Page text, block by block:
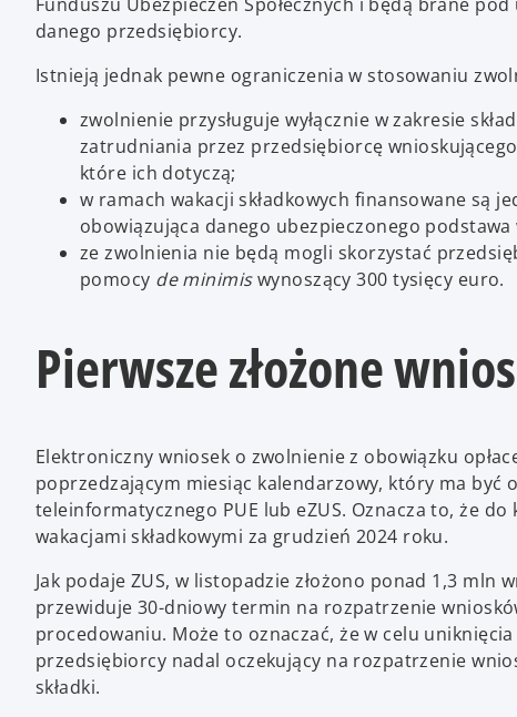
danego przedsiębiorcy.
Istnieją jednak pewne ograniczenia w stosowaniu
zwolnienie przysługuje wyłącznie w zakresie
zatrudniania przez przedsiębiorcę
które ich dotyczą;
w ramach wakacji składkowych finansowane są
obowiązująca danego ubezpieczonego podstawa
ze zwolnienia nie będą mogli skorzystać
pomocy de minimiswynoszący 300 tysięcy euro.
Pierwsze złożone
Elektroniczny wniosek o zwolnienie z obowiązku
poprzedzającym miesiąc kalendarzowy, który ma
teleinformatycznego PUE lub eZUS. Oznacza to, że
wakacjami składkowymi za grudzień 2024 roku.
Jak podaje ZUS, w listopadzie złożono ponad 1,3
przewiduje 30-dniowy termin na rozpatrzenie
procedowaniu. Może to oznaczać, że w celu
przedsiębiorcy nadal oczekujący na rozpatrzenie
składki.